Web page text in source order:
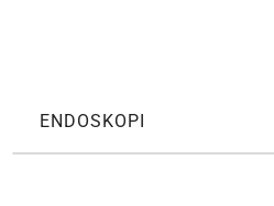
ENDOSKOPI